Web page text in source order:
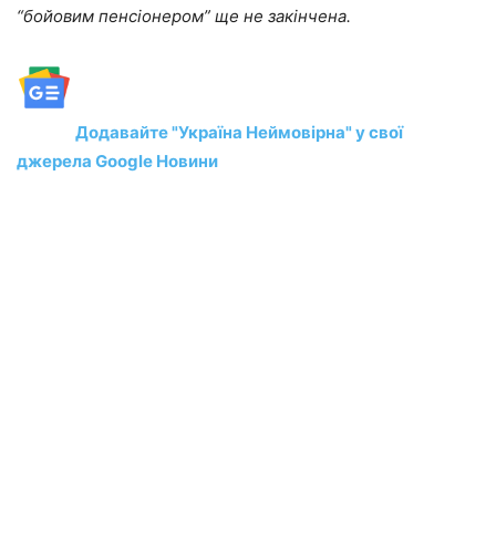
“бойовим пенсіонером” ще не закінчена.
Додавайте "Україна Неймовірна" у свої
джерела Google Новини